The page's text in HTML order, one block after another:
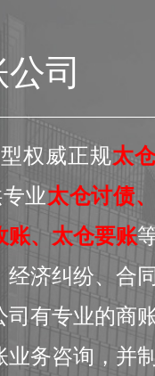
司
权威正规太
业太仓讨债
账、太仓要账
经济纠纷、合
司有专业的商
业务咨询，并